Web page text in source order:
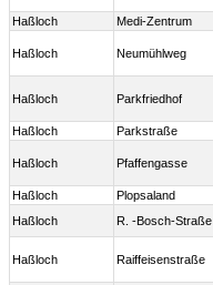
Haßloch Medi-Zentrum
Haßloch Neumühlweg
Haßloch Parkfriedhof
Haßloch Parkstraße
Haßloch Pfaffengasse
Haßloch Plopsaland
Haßloch
R. -Bosch-Straße
Haßloch Raiffeisenstraße